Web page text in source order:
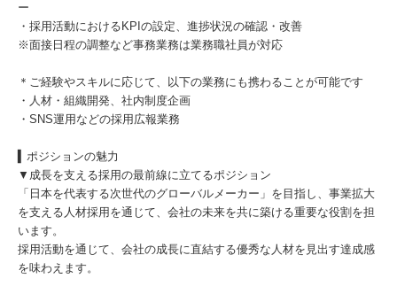
ー
・採用活動におけるKPIの設定、進捗状況の確認・改善
※面接日程の調整など事務業務は業務職社員が対応
＊ご経験やスキルに応じて、以下の業務にも携わることが可能です
・人材・組織開発、社内制度企画
・SNS運用などの採用広報業務
▍ポジションの魅力
▼成長を支える採用の最前線に立てるポジション
「日本を代表する次世代のグローバルメーカー」を目指し、事業拡大
を支える人材採用を通じて、会社の未来を共に築ける重要な役割を担
います。
採用活動を通じて、会社の成長に直結する優秀な人材を見出す達成感
を味わえます。